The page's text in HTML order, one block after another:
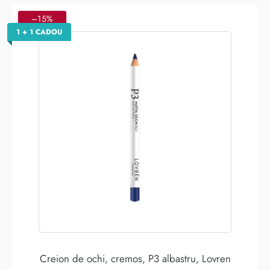
–15%
1 + 1 CADOU
Creion de ochi, cremos, P3 albastru, Lovren